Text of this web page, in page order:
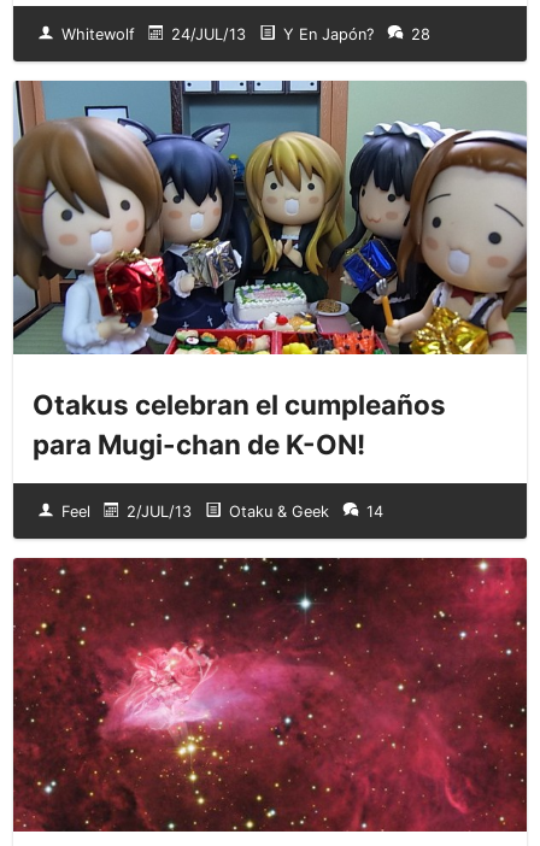
Whitewolf 24/JUL/13 Y En Japón? 28
Otakus celebran el cumpleaños
para Mugi-chan de K-ON!
Feel 2/JUL/13 Otaku & Geek 14